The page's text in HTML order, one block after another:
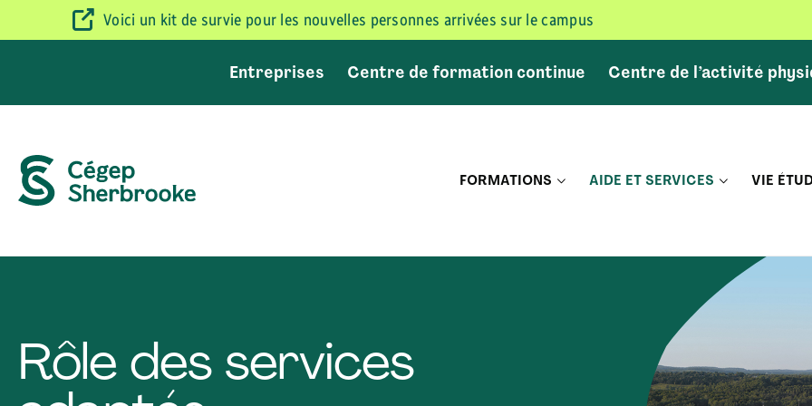
Voici un kit de survie pour les nouvelles personnes arrivées sur le campus
Entreprises Centre de formation continue Centre de l’activité
FORMATIONS AIDE ET SERVICES VIE
Rôle des services